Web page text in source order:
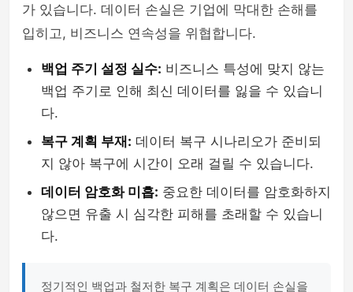
가 있습니다. 데이터 손실은 기업에 막대한 손해를
입히고, 비즈니스 연속성을 위협합니다.
백업 주기 설정 실수: 비즈니스 특성에 맞지 않는
백업 주기로 인해 최신 데이터를 잃을 수 있습니
다.
복구 계획 부재: 데이터 복구 시나리오가 준비되
지 않아 복구에 시간이 오래 걸릴 수 있습니다.
데이터 암호화 미흡: 중요한 데이터를 암호화하지
않으면 유출 시 심각한 피해를 초래할 수 있습니
다.
정기적인 백업과 철저한 복구 계획은 데이터 손실을